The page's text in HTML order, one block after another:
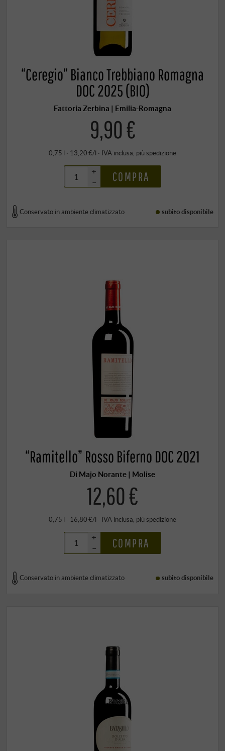
“Ceregio” Bianco Trebbiano Romagna
DOC 2025 (BIO)
Fattoria Zerbina | Emilia-Romagna
9,90 €
0,75 l · 13,20 €/l · IVA inclusa, più spedizione
+
–
COMPRA
Conservato in ambiente climatizzato subito disponibile
“Ramitello” Rosso Biferno DOC 2021
Di Majo Norante | Molise
12,60 €
0,75 l · 16,80 €/l · IVA inclusa , più spedizione
+
–
COMPRA
Conservato in ambiente climatizzato subito disponibile